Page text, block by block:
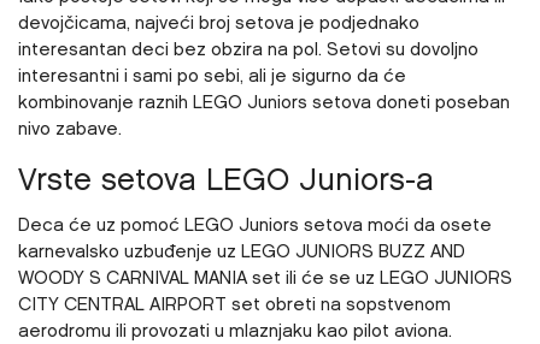
devojčicama, najveći broj setova je podjednako
interesantan deci bez obzira na pol. Setovi su dovoljno
interesantni i sami po sebi, ali je sigurno da će
kombinovanje raznih LEGO Juniors setova doneti poseban
nivo zabave.
Vrste setova LEGO Juniors-a
Deca će uz pomoć LEGO Juniors setova moći da osete
karnevalsko uzbuđenje uz LEGO JUNIORS BUZZ AND
WOODY S CARNIVAL MANIA set ili će se uz LEGO JUNIORS
CITY CENTRAL AIRPORT set obreti na sopstvenom
aerodromu ili provozati u mlaznjaku kao pilot aviona.